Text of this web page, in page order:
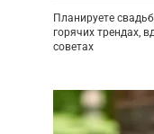
Планируете
горячих трендах,
советах